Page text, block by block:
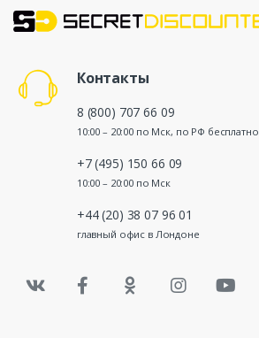
Контакты
8 (800) 707 66 09
10:00 – 20:00 по Мск, по РФ бесплатно
+7 (495) 150 66 09
10:00 – 20:00 по Мск
+44 (20) 38 07 96 01
главный офис в Лондоне